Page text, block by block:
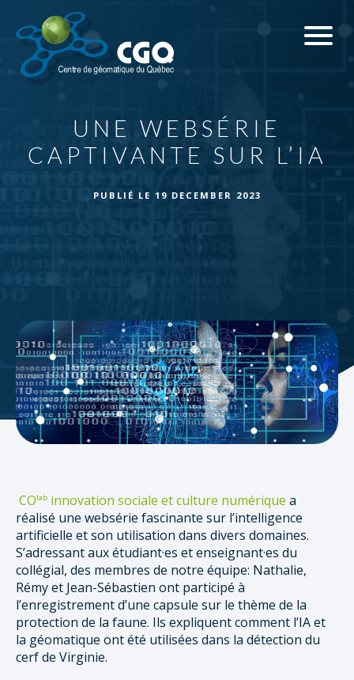
UNE WEBSÉRIE
CAPTIVANTE SUR L’IA
PUBLIÉ LE 19 DECEMBER 2023
COlab innovation sociale et culture numérique a
réalisé une websérie fascinante sur l’intelligence
artificielle et son utilisation dans divers domaines.
S’adressant aux étudiant·es et enseignant·es du
collégial, des membres de notre équipe: Nathalie,
Rémy et Jean-Sébastien ont participé à
l’enregistrement d’une capsule sur le thème de la
protection de la faune. Ils expliquent comment l’IA et
la géomatique ont été utilisées dans la détection du
cerf de Virginie.